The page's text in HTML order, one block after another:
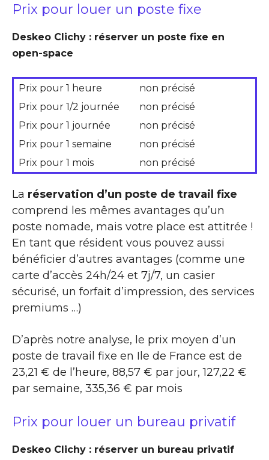
Prix pour louer un poste fixe
Deskeo Clichy : réserver un poste fixe en
open-space
Prix pour 1 heure
non précisé
Prix pour 1/2 journée
non précisé
Prix pour 1 journée
non précisé
Prix pour 1 semaine
non précisé
Prix pour 1 mois
non précisé
La réservation d’un poste de travail fixe
comprend les mêmes avantages qu’un
poste nomade, mais votre place est attitrée !
En tant que résident vous pouvez aussi
bénéficier d’autres avantages (comme une
carte d’accès 24h/24 et 7j/7, un casier
sécurisé, un forfait d’impression, des services
premiums …)
D’après notre analyse, le prix moyen d’un
poste de travail fixe en Ile de France est de
23,21 € de l’heure, 88,57 € par jour, 127,22 €
par semaine, 335,36 € par mois
Prix pour louer un bureau privatif
Deskeo Clichy : réserver un bureau privatif